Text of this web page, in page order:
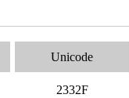
Unicode
2332F